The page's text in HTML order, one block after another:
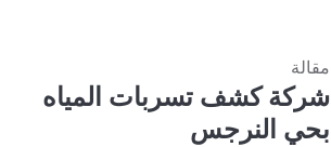
مقالة
شركة كشف تسربات المياه
بحي النرجس